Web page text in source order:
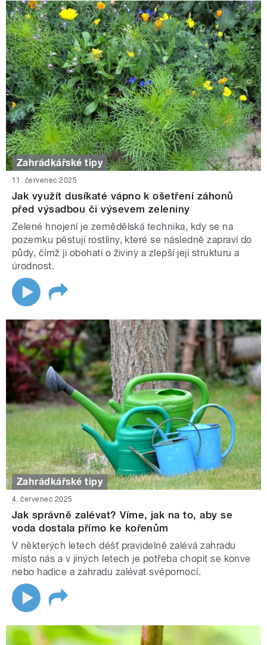
Zahrádkářské tipy
11. červenec 2025
Jak využít dusíkaté vápno k ošetření záhonů
před výsadbou či výsevem zeleniny
Zelené hnojení je zemědělská technika, kdy se na
pozemku pěstují rostliny, které se následně zapraví do
půdy, čímž ji obohatí o živiny a zlepší její strukturu a
úrodnost.
Zahrádkářské tipy
4. červenec 2025
Jak správně zalévat? Víme, jak na to, aby se
voda dostala přímo ke kořenům
V některých letech déšť pravidelně zalévá zahradu
místo nás a v jiných letech je potřeba chopit se konve
nebo hadice a zahradu zalévat svépomocí.